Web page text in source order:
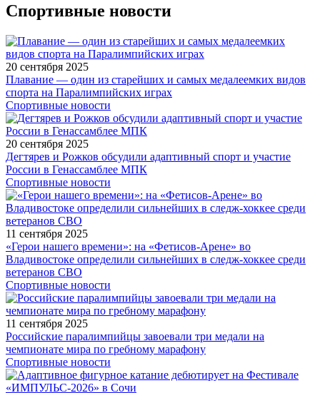
Спортивные новости
20 сентября 2025
Плавание — один из старейших и самых медалеемких видов
спорта на Паралимпийских играх
Спортивные новости
20 сентября 2025
Дегтярев и Рожков обсудили адаптивный спорт и участие
России в Генассамблее МПК
Спортивные новости
11 сентября 2025
«Герои нашего времени»: на «Фетисов-Арене» во
Владивостоке определили сильнейших в следж-хоккее среди
ветеранов СВО
Спортивные новости
11 сентября 2025
Российские паралимпийцы завоевали три медали на
чемпионате мира по гребному марафону
Спортивные новости